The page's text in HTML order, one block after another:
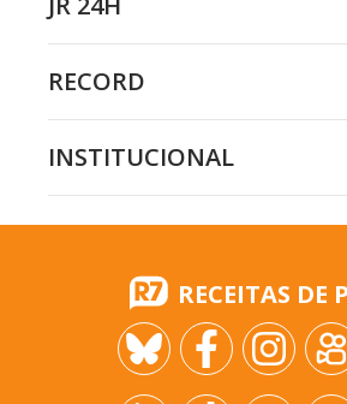
RECORD
INSTITUCIONAL
RECEITAS DE